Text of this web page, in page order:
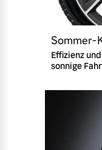
Sommer-
Effizienz
sonnige